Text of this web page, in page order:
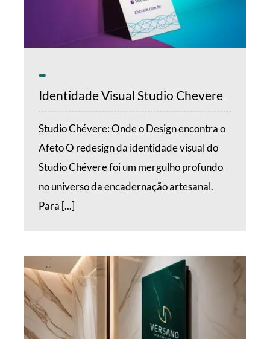
Identidade Visual Studio Chevere
Studio Chévere: Onde o Design encontra o
Afeto O redesign da identidade visual do
Studio Chévere foi um mergulho profundo
no universo da encadernação artesanal.
Para [...]